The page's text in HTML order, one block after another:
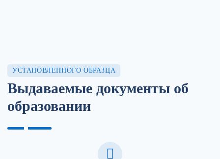
УСТАНОВЛЕННОГО ОБРАЗЦА
Выдаваемые документы об
образовании